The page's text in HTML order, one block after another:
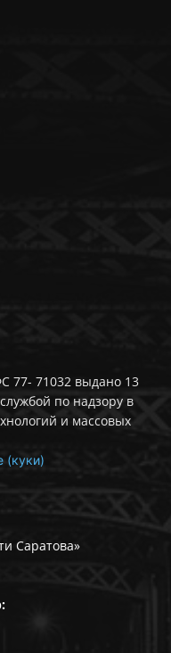
77- 71032 выдано 13
по надзору в
и массовых
(куки)
Саратова»